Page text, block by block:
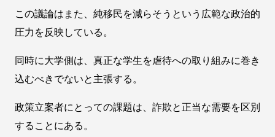
この議論はまた、純移民を減らそうという広範な政治的
圧力を反映している。
同時に大学側は、真正な学生を虐待への取り組みに巻き
込むべきでないと主張する。
政策立案者にとっての課題は、詐欺と正当な需要を区別
することにある。